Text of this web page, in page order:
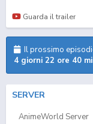
Guarda il trailer
Il prossimo
4 giorni 22 ore 40
SERVER
AnimeWorld Server